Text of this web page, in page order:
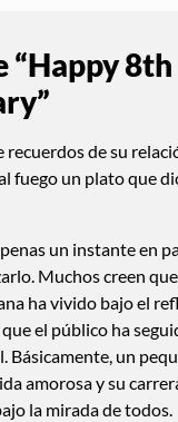
“Happy 8th
de su
fuego un plato que
un instante en
Muchos creen
ha vivido bajo el
el público ha
Básicamente, un
amorosa y su
la mirada de todos.